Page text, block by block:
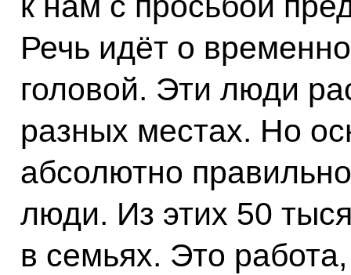
Речь идёт о
головой. Эти люди
разных местах. Но
абсолютно
люди. Из этих 50
в семьях. Это